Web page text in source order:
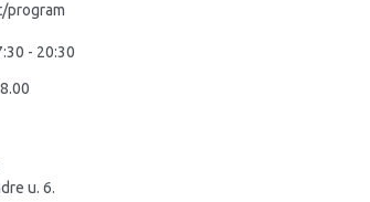
program
- 20:30
u. 6.